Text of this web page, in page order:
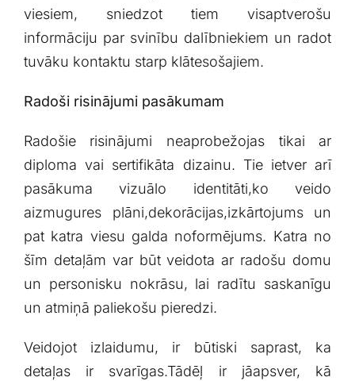
viesiem,⁢ sniedzot tiem visaptverošu
informāciju par⁣ svinību ⁤dalībniekiem un​ radot
tuvāku kontaktu starp klātesošajiem.
Radoši risinājumi pasākumam
Radošie risinājumi ​neaprobežojas ⁤tikai ar‌
diploma vai sertifikāta dizainu. Tie ietver arī
‍pasākuma vizuālo⁢ identitāti,ko veido
aizmugures plāni,dekorācijas,izkārtojums ​un
pat katra ⁤viesu galda noformējums. Katra no
šīm ‍detaļām var būt veidota ar radošu domu
un ⁢personisku nokrāsu, lai radītu saskanīgu
un atmiņā paliekošu ⁣pieredzi.
Veidojot izlaidumu, ir ​būtiski saprast, ka​
detaļas ir⁢ svarīgas.Tādēļ ir jāapsver, kā